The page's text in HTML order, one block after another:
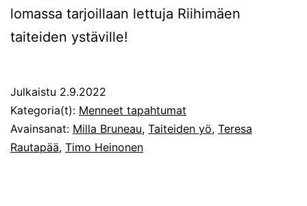
lomassa tarjoillaan lettuja Riihimäen
taiteiden ystäville!
Julkaistu 2.9.2022
Kategoria(t): Menneet tapahtumat
Avainsanat: Milla Bruneau, Taiteiden yö, Teresa
Rautapää, Timo Heinonen